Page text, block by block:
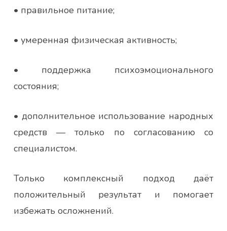
• правильное питание;
• умеренная физическая активность;
• поддержка психоэмоционального
состояния;
• дополнительное использование народных
средств — только по согласованию со
специалистом.
Только комплексный подход даёт
положительный результат и помогает
избежать осложнений.